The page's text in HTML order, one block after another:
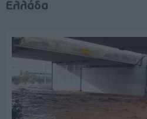
Ελλάδα